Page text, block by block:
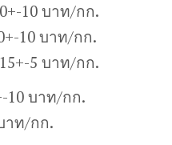
10 บาท/กก.
10 บาท/กก.
5 บาท/กก.
10 บาท/กก.
าท/กก.